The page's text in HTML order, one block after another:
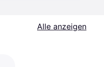
Alle anzeigen